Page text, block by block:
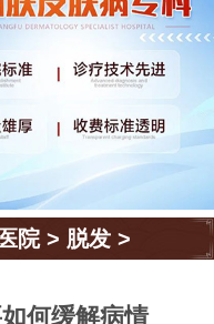
院> 脱发 >
何缓解病情